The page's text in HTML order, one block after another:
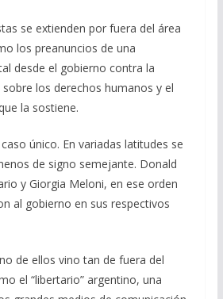
se extienden por fuera del área
los preanuncios de una
desde el gobierno contra la
los derechos humanos y el
la sostiene.
único. En variadas latitudes se
de signo semejante. Donald
y Giorgia Meloni, en ese orden
al gobierno en sus respectivos
de ellos vino tan de fuera del
el “libertario” argentino, una